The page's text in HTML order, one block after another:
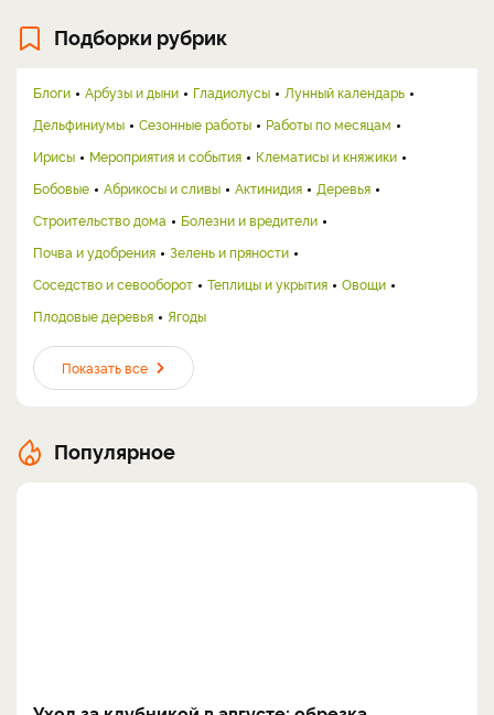
Подборки рубрик
Блоги Арбузы и дыни Гладиолусы
Лунный календарь
Дельфиниумы
Сезонные работы
Работы по месяцам
Ирисы
Мероприятия и события
Клематисы и княжики
Бобовые
Абрикосы и сливы Актинидия
Деревья
Строительство дома
Болезни и вредители
Почва и удобрения
Зелень и пряности
Соседство и севооборот
Теплицы и укрытия
Овощи
Плодовые деревья
Ягоды
Показать все
Популярное